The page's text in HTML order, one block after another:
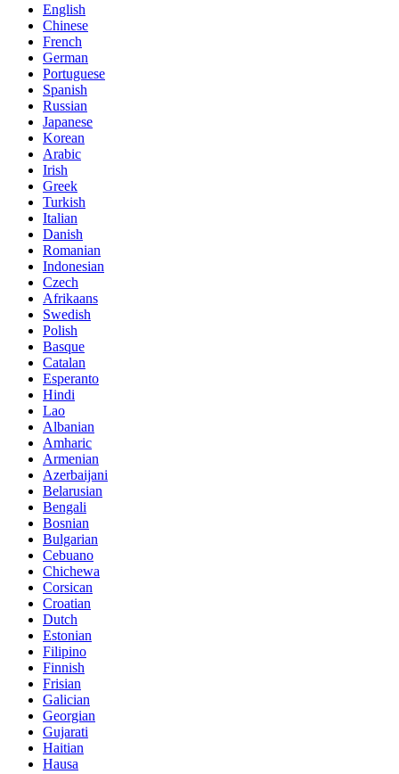
English
Chinese
French
German
Portuguese
Spanish
Russian
Japanese
Korean
Arabic
Irish
Greek
Turkish
Italian
Danish
Romanian
Indonesian
Czech
Afrikaans
Swedish
Polish
Basque
Catalan
Esperanto
Hindi
Lao
Albanian
Amharic
Armenian
Azerbaijani
Belarusian
Bengali
Bosnian
Bulgarian
Cebuano
Chichewa
Corsican
Croatian
Dutch
Estonian
Filipino
Finnish
Frisian
Galician
Georgian
Gujarati
Haitian
Hausa